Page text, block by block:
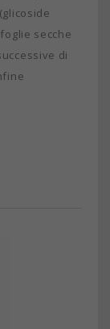
secche
di